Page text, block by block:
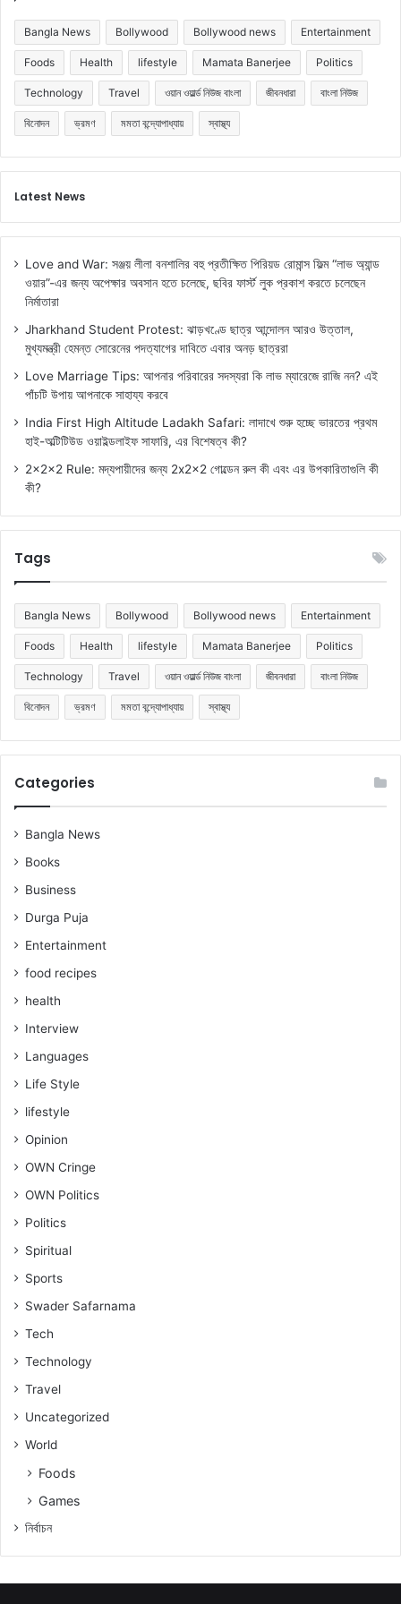
Bangla News Bollywood Bollywood news Entertainment
Foods Health lifestyle Mamata Banerjee Politics
Technology Travel ওয়ান ওয়ার্ল্ড নিউজ বাংলা জীবনধারা বাংলা নিউজ
বিনোদন ভ্রমণ মমতা বন্দ্যোপাধ্যায় স্বাস্থ্য
Latest News
Love and War: সঞ্জয় লীলা বনশালির বহু প্রতীক্ষিত পিরিয়ড রোমান্স ফিল্ম “লাভ অ্যান্ড
ওয়ার”-এর জন্য অপেক্ষার অবসান হতে চলেছে, ছবির ফার্স্ট লুক প্রকাশ করতে চলেছেন
নির্মাতারা
Jharkhand Student Protest: ঝাড়খণ্ডে ছাত্র আন্দোলন আরও উত্তাল,
মুখ্যমন্ত্রী হেমন্ত সোরেনের পদত্যাগের দাবিতে এবার অনড় ছাত্ররা
Love Marriage Tips: আপনার পরিবারের সদস্যরা কি লাভ ম্যারেজে রাজি নন? এই
পাঁচটি উপায় আপনাকে সাহায্য করবে
India First High Altitude Ladakh Safari: লাদাখে শুরু হচ্ছে ভারতের প্রথম
হাই-অল্টিটিউড ওয়াইল্ডলাইফ সাফারি, এর বিশেষত্ব কী?
2x2x2 Rule: মদ্যপায়ীদের জন্য 2x2x2 গোল্ডেন রুল কী এবং এর উপকারিতাগুলি কী
কী?
Tags
Bangla News Bollywood Bollywood news Entertainment
Foods Health lifestyle Mamata Banerjee Politics
Technology Travel ওয়ান ওয়ার্ল্ড নিউজ বাংলা জীবনধারা বাংলা নিউজ
বিনোদন ভ্রমণ মমতা বন্দ্যোপাধ্যায় স্বাস্থ্য
Categories
Bangla News
Books
Business
Durga Puja
Entertainment
food recipes
health
Interview
Languages
Life Style
lifestyle
Opinion
OWN Cringe
OWN Politics
Politics
Spiritual
Sports
Swader Safarnama
Tech
Technology
Travel
Uncategorized
World
Foods
Games
নিৰ্বাচন